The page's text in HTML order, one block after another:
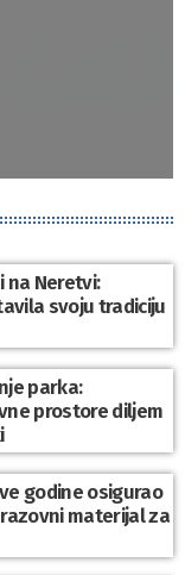
na Neretvi:
svoju tradiciju
parka:
prostore diljem
godine osigurao
materijal za